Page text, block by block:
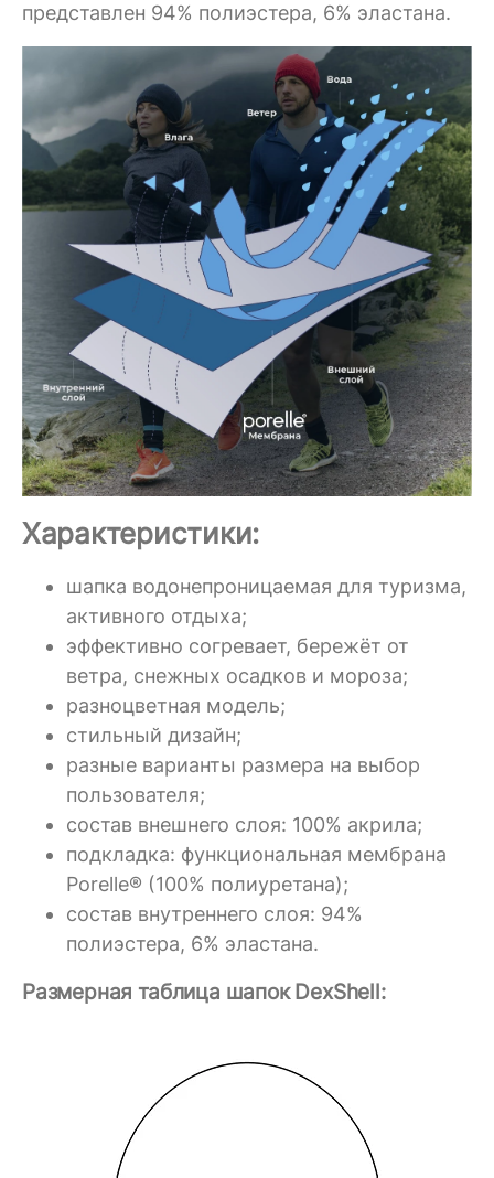
представлен 94% полиэстера, 6% эластана.
Характеристики:
шапка водонепроницаемая для туризма,
активного отдыха;
эффективно согревает, бережёт от
ветра, снежных осадков и мороза;
разноцветная модель;
стильный дизайн;
разные варианты размера на выбор
пользователя;
состав внешнего слоя: 100% акрила;
подкладка: функциональная мембрана
Porelle® (100% полиуретана);
состав внутреннего слоя: 94%
полиэстера, 6% эластана.
Размерная таблица шапок DexShell: